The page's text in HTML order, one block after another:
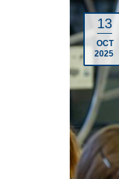
13
OCT
2025